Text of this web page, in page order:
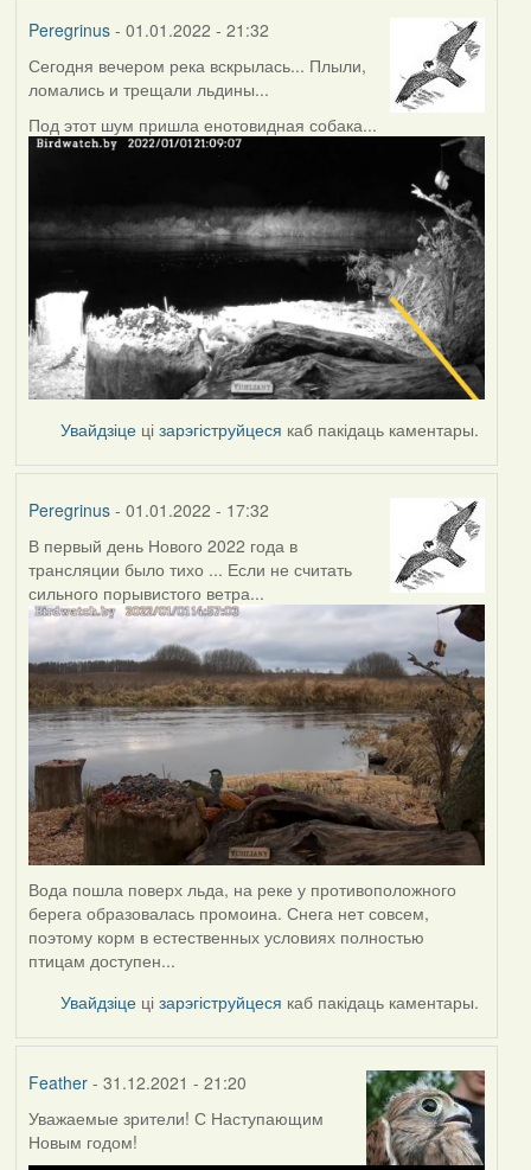
Peregrinus- 01.01.2022 - 21:32
Сегодня вечером река вскрылась... Плыли,
ломались и трещали льдины...
Под этот шум пришла енотовидная собака...
Увайдзіце цізарэгіструйцеся каб пакідаць каментары.
Peregrinus- 01.01.2022 - 17:32
В первый день Нового 2022 года в
трансляции было тихо ... Если не считать
сильного порывистого ветра...
Вода пошла поверх льда, на реке у противоположного
берега образовалась промоина. Снега нет совсем,
поэтому корм в естественных условиях полностью
птицам доступен...
Увайдзіце цізарэгіструйцеся каб пакідаць каментары.
Feather- 31.12.2021 - 21:20
Уважаемые зрители! С Наступающим
Новым годом!